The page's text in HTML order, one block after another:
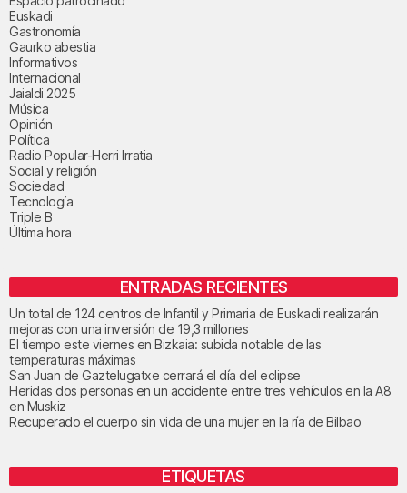
Euskadi
Gastronomía
Gaurko abestia
Informativos
Internacional
Jaialdi 2025
Música
Opinión
Política
Radio Popular-Herri Irratia
Social y religión
Sociedad
Tecnología
Triple B
Última hora
ENTRADAS RECIENTES
Un total de 124 centros de Infantil y Primaria de Euskadi realizarán
mejoras con una inversión de 19,3 millones
El tiempo este viernes en Bizkaia: subida notable de las
temperaturas máximas
San Juan de Gaztelugatxe cerrará el día del eclipse
Heridas dos personas en un accidente entre tres vehículos en la A8
en Muskiz
Recuperado el cuerpo sin vida de una mujer en la ría de Bilbao
ETIQUETAS